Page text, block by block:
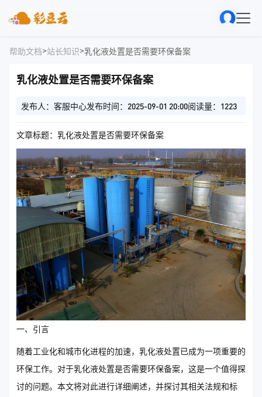
帮助文档>站长知识>乳化液处置是否需要环保备案
乳化液处置是否需要环保备案
发布人：客服中心发布时间：2025-09-01 20:00阅读量：1223
文章标题：乳化液处置是否需要环保备案
一、引言
随着工业化和城市化进程的加速，乳化液处置已成为一项重要的
环保工作。对于乳化液处置是否需要环保备案，这是一个值得探
讨的问题。本文将对此进行详细阐述，并探讨其相关法规和标